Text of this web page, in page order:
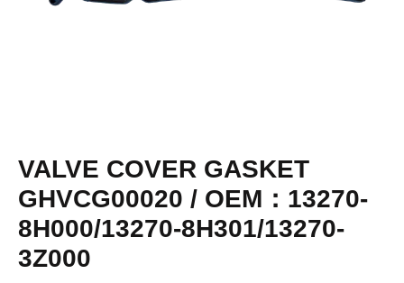
VALVE COVER GASKET
GHVCG00020 / OEM：13270-
8H000/13270-8H301/13270-
3Z000